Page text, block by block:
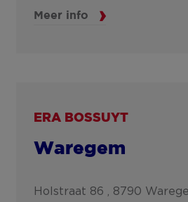
Meer info
ERA BOSSUYT
Waregem
Holstraat 86 , 8790